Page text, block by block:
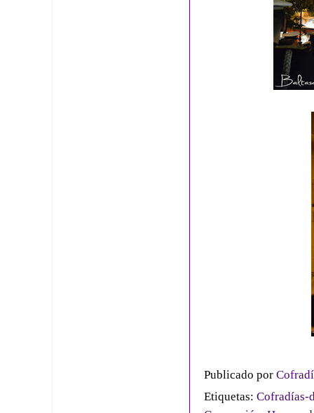
Publicado por
Etiquetas: Cofradías-